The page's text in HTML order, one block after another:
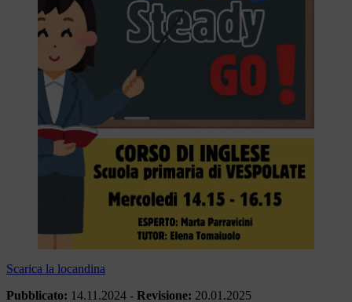
Scarica la locandina
Pubblicato: 14.11.2024 - Revisione: 20.01.2025